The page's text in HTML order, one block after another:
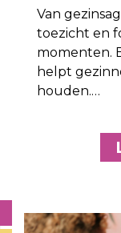
Van
toezicht en
momenten.
helpt
houden.…